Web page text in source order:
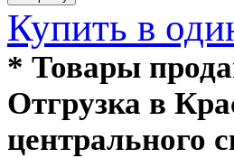
Купить в
* Товары
Отгрузка в
центрального